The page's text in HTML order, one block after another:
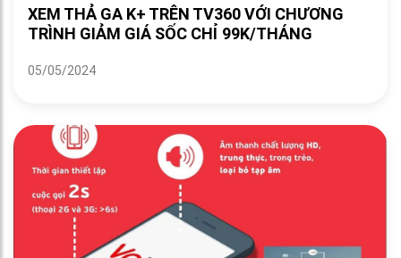
XEM THẢ GA K+ TRÊN TV360 VỚI CHƯƠNG
TRÌNH GIẢM GIÁ SỐC CHỈ 99K/THÁNG
05/05/2024